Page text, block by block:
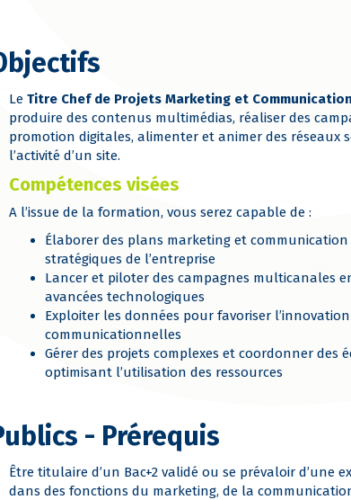
Le Titre Chef de Projets Marketing et Communication
produire des contenus multimédias, réaliser des
promotion digitales, alimenter et animer des réseaux
l’activité d’un site.
Compétences visées
A l’issue de la formation, vous serez capable de :
Élaborer des plans marketing et
stratégiques de l’entreprise
Lancer et piloter des campagnes multicanales
avancées technologiques
Exploiter les données pour favoriser
communicationnelles
Gérer des projets complexes et coordonner des
optimisant l’utilisation des ressources
- Prérequis
Être titulaire d’un Bac+2 validé ou se prévaloir d’une
dans des fonctions du marketing, de la